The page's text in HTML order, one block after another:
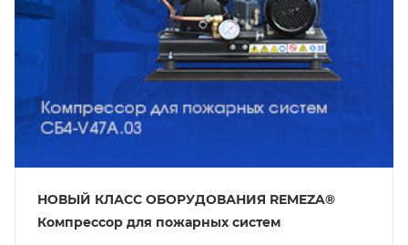
НОВЫЙ КЛАСС ОБОРУДОВАНИЯ REMEZA®
Компрессор для пожарных систем